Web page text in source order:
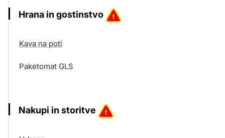
Hrana in gostinstvo
Kava na poti
Paketomat GLS
Nakupi in storitve